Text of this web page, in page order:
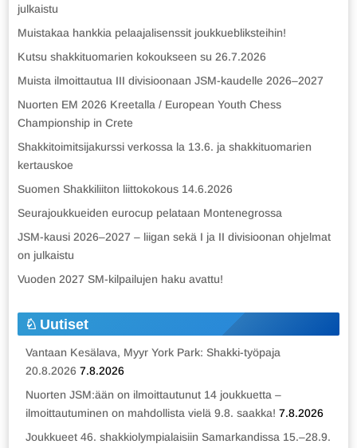
julkaistu
Muistakaa hankkia pelaajalisenssit joukkuebliksteihin!
Kutsu shakkituomarien kokoukseen su 26.7.2026
Muista ilmoittautua III divisioonaan JSM-kaudelle 2026–2027
Nuorten EM 2026 Kreetalla / European Youth Chess
Championship in Crete
Shakkitoimitsijakurssi verkossa la 13.6. ja shakkituomarien
kertauskoe
Suomen Shakkiliiton liittokokous 14.6.2026
Seurajoukkueiden eurocup pelataan Montenegrossa
JSM-kausi 2026–2027 – liigan sekä I ja II divisioonan ohjelmat
on julkaistu
Vuoden 2027 SM-kilpailujen haku avattu!
Uutiset
Vantaan Kesälava, Myyr York Park: Shakki-työpaja
20.8.2026 7.8.2026
Nuorten JSM:ään on ilmoittautunut 14 joukkuetta –
ilmoittautuminen on mahdollista vielä 9.8. saakka! 7.8.2026
Joukkueet 46. shakkiolympialaisiin Samarkandissa 15.–28.9.